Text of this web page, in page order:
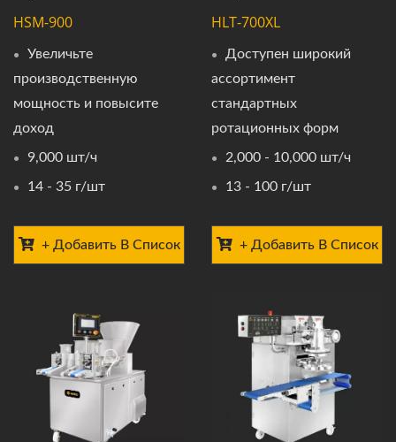
HSM-900
Увеличьте
производственную
мощность и повысите
доход
9,000 шт/ч
14 - 35 г/шт
+ Добавить В Список
HLT-700XL
Доступен широкий
ассортимент
стандартных
ротационных форм
2,000 - 10,000 шт/ч
13 - 100 г/шт
+ Добавить В Список